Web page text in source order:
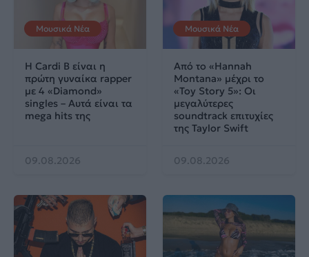
Μουσικά Νέα
Η Cardi B είναι η
πρώτη γυναίκα rapper
με 4 «Diamond»
singles – Αυτά είναι τα
mega hits της
09.08.2026
Μουσικά Νέα
Από το «Hannah
Montana» μέχρι το
«Toy Story 5»: Οι
μεγαλύτερες
soundtrack επιτυχίες
της Taylor Swift
09.08.2026